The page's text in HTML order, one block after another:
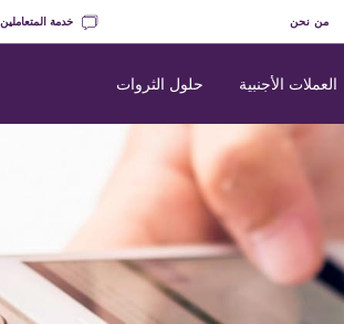
من نحن خدمة المتعاملين
العملات الأجنبية حلول الثروات